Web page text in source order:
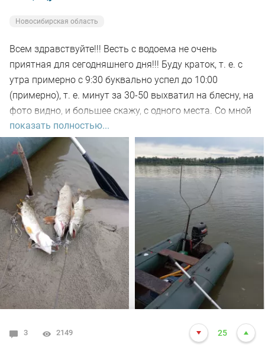
Новосибирская область
Всем здравствуйте!!! Весть с водоема не очень
приятная для сегодняшнего дня!!! Буду краток, т. е. с
утра примерно с 9:30 буквально успел до 10:00
(примерно), т. е. минут за 30-50 выхватил на блесну, на
фото видно, и большее скажу, с одного места. Со мной
был рыбак, который рыбачил с берега, т. е. я его увез
на остров на белую рыбу, а сам дальше, как обычно, по
корягам. Уже много написал)))). Так вот, сегодня
долбил до вечера выхода не как от слова совсем!!! Но
произошло не которое событие. Я предупредил деда
т.е собирайся домой, а сам от него 100м. И в отвес
между бревен я опустил блесну и понятно толи зацеп,
толи рыба, да оказалось опять дур махина, но я думаю
14-15 это точно. Так вот она меня помучила и я ее в
подсак, сильно ударила и в сплеск. Как так получилось
что в подсаке осталась одна блесна. Ну и как всегда
вам нхнч!!!
показать полностью...
3 2149 25